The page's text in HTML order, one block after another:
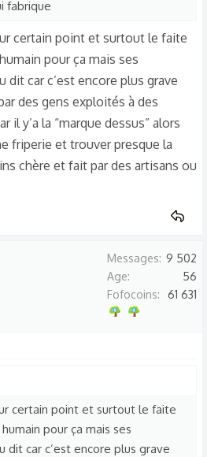
fabrique
certain point et surtout le faite
pour ça mais ses
car c’est encore plus grave
des gens exploités à des
il y’a la “marque dessus” alors
friperie et trouver presque la
chère et fait par des artisans ou
Messages 9 502
Age
56
Fofocoins
61 631
certain point et surtout le faite
pour ça mais ses
dit car c’est encore plus grave